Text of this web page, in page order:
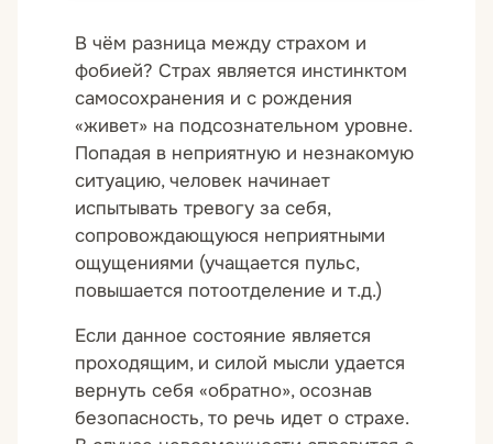
В чём разница между страхом и
фобией? Страх является инстинктом
самосохранения и с рождения
«живет» на подсознательном уровне.
Попадая в неприятную и незнакомую
ситуацию, человек начинает
испытывать тревогу за себя,
сопровождающуюся неприятными
ощущениями (учащается пульс,
повышается потоотделение и т.д.)
Если данное состояние является
проходящим, и силой мысли удается
вернуть себя «обратно», осознав
безопасность, то речь идет о страхе.